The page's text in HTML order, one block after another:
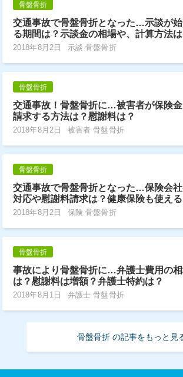
骨盤骨折
交通事故で骨盤骨折となった…示談が始
る期間は？示談金の相場や、計算方法は
2018年8月2日 示談 骨盤骨折
骨盤骨折
交通事故！骨盤骨折に…被害者が保険
請求する方法は？慰謝料は？
2018年8月2日 被害者 骨盤骨折
骨盤骨折
交通事故で骨盤骨折となった…保険会
対応や慰謝料請求は？健康保険も使える
2018年8月2日 保険 骨盤骨折
骨盤骨折
事故により骨盤骨折に…弁護士費用の
は？慰謝料は増額？弁護士特約は？
2018年8月1日 弁護士 骨盤骨折
骨盤骨折 の記事をもっと見